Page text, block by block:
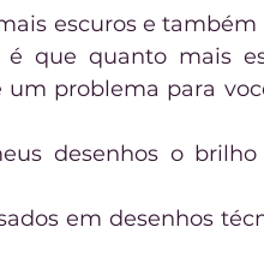
escuros e
é que quanto mais
problema para
desenhos o
em desenhos